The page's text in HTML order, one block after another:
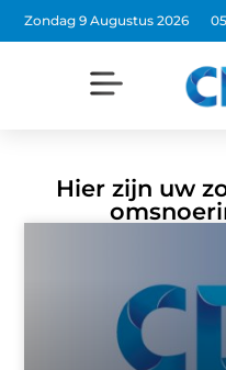
Zondag 9 Augustus 2026
Hier zijn uw